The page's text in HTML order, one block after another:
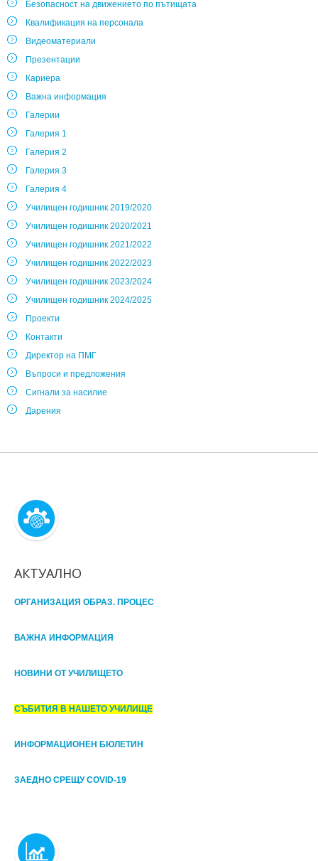
Безопасност на движението по пътищата
Квалификация на персонала
Видеоматериали
Презентации
Кариера
Важна информация
Галерии
Галерия 1
Галерия 2
Галерия 3
Галерия 4
Училищен годишник 2019/2020
Училищен годишник 2020/2021
Училищен годишник 2021/2022
Училищен годишник 2022/2023
Училищен годишник 2023/2024
Училищен годишник 2024/2025
Проекти
Контакти
Директор на ПМГ
Въпроси и предложения
Сигнали за насилие
Дарения
АКТУАЛНО
ОРГАНИЗАЦИЯ ОБРАЗ. ПРОЦЕС
ВАЖНА ИНФОРМАЦИЯ
НОВИНИ ОТ УЧИЛИЩЕТО
СЪБИТИЯ В НАШЕТО УЧИЛИЩЕ
ИНФОРМАЦИОНЕН БЮЛЕТИН
ЗАЕДНО СРЕЩУ COVID-19